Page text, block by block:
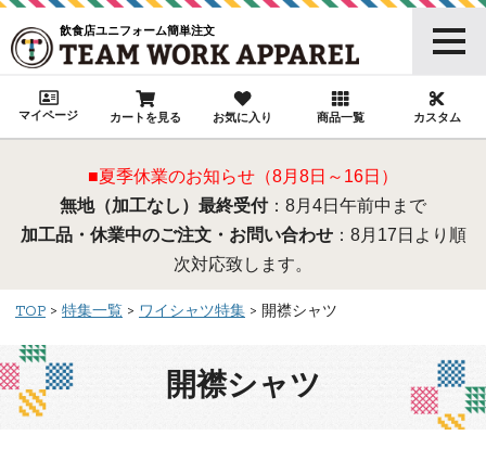
飲食店ユニフォーム簡単注文
マイページ カートを見る お気に入り 商品一覧 カスタム
■夏季休業のお知らせ（8月8日～16日）
無地（加工なし）最終受付：8月4日午前中まで
加工品・休業中のご注文・お問い合わせ：8月17日より順
次対応致します。
TOP 特集一覧 ワイシャツ特集 開襟シャツ
開襟シャツ